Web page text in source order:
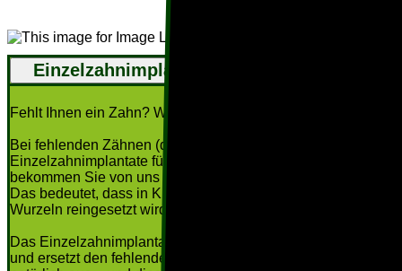
Einzelzahnimplantat
Fehlt Ihnen ein Zahn? Wir haben den perfekten Ersatz!
Bei fehlenden Zähnen (die z. B. ausgefallen sind) sorgen
Einzelzahnimplantate für einen passenden Ersatz. Dabei
bekommen Sie von uns „künstliche“ Wurzeln eingesetzt.
Das bedeutet, dass in Kieferknochen das Zahnimplantat als
Wurzeln reingesetzt wird.
Das Einzelzahnimplantat erhält den umgebenden Knochen
und ersetzt den fehlenden Zahn. Ihr Zahn sieht dabei ganz